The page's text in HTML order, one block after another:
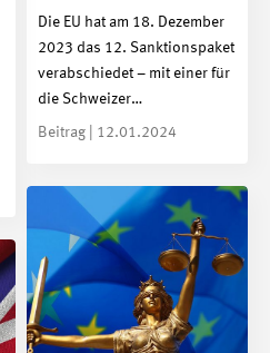
Die EU hat am 18. Dezember
2023 das 12. Sanktionspaket
verabschiedet – mit einer für
die Schweizer…
Beitrag | 12.01.2024